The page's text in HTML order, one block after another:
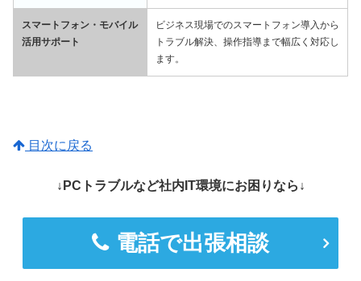
スマートフォン・モバイル
活用サポート
ビジネス現場でのスマートフォン導入から
トラブル解決、操作指導まで幅広く対応し
ます。
目次に戻る
↓PCトラブルなど社内IT環境にお困りなら↓
電話で出張相談